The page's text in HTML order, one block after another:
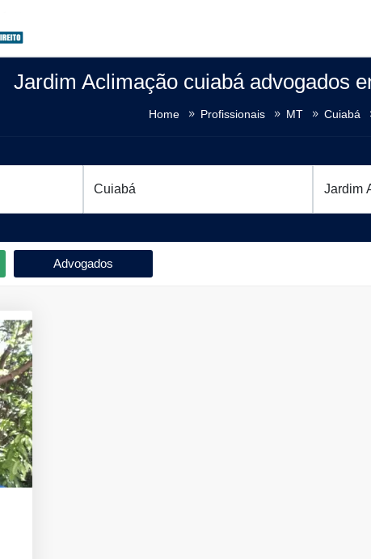
Jardim Aclimação cuiabá advogados
Home Profissionais MT Cuiabá
Advogados